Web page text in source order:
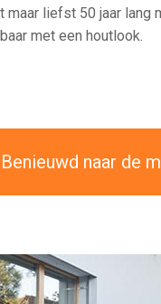
maar liefst 50 jaar lang
met een houtlook.
Benieuwd naar de